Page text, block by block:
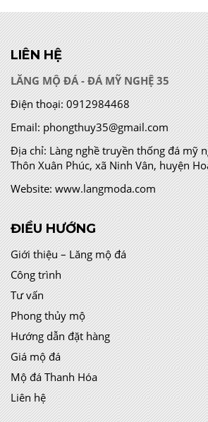
LIÊN HỆ
LĂNG MỘ ĐÁ - ĐÁ MỸ NGHỆ 35
Điện thoại: 0912984468
Email: phongthuy35@gmail.com
Địa chỉ:Làng nghề truyền thống đá mỹ
Thôn Xuân Phúc, xã Ninh Vân, huyện
Website: www.langmoda.com
ĐIỀU HƯỚNG
Giới thiệu – Lăng mộ đá
Công trình
Tư vấn
Phong thủy mộ
Hướng dẫn đặt hàng
Giá mộ đá
Mộ đá Thanh Hóa
Liên hệ